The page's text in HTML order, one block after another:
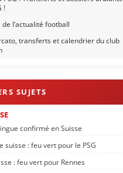
!
de l’actualité football
transferts et calendrier du club
confirmé en Suisse
suisse : feu vert pour le PSG
: feu vert pour Rennes